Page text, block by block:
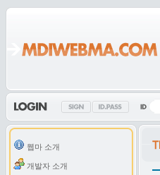
웹마 소개
개발자 소개